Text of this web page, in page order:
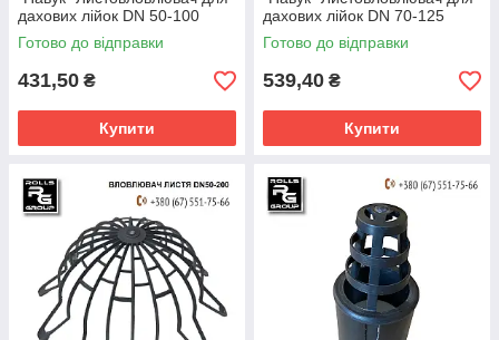
дахових лійок DN 50-100
Готово до відправки
431,50 ₴
Купити
дахових лійок DN 70-125
Готово до відправки
539,40 ₴
Купити